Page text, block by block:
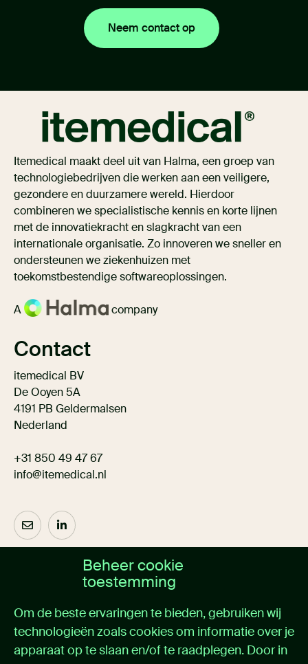
Beheer cookie
toestemming
Om de beste ervaringen te bieden, gebruiken wij
technologieën zoals cookies om informatie over je
apparaat op te slaan en/of te raadplegen. Door in
Neem contact op
Itemedical maakt deel uit van Halma, een groep van
technologiebedrijven die werken aan een veiligere,
gezondere en duurzamere wereld. Hierdoor
combineren we specialistische kennis en korte lijnen
met de innovatiekracht en slagkracht van een
internationale organisatie. Zo innoveren we sneller en
ondersteunen we ziekenhuizen met
toekomstbestendige softwareoplossingen.
A company
Contact
itemedical BV
De Ooyen 5A
4191 PB Geldermalsen
Nederland
+31 850 49 47 67
info@itemedical.nl
Over ons
Oplossingen
Cases
Nieuws